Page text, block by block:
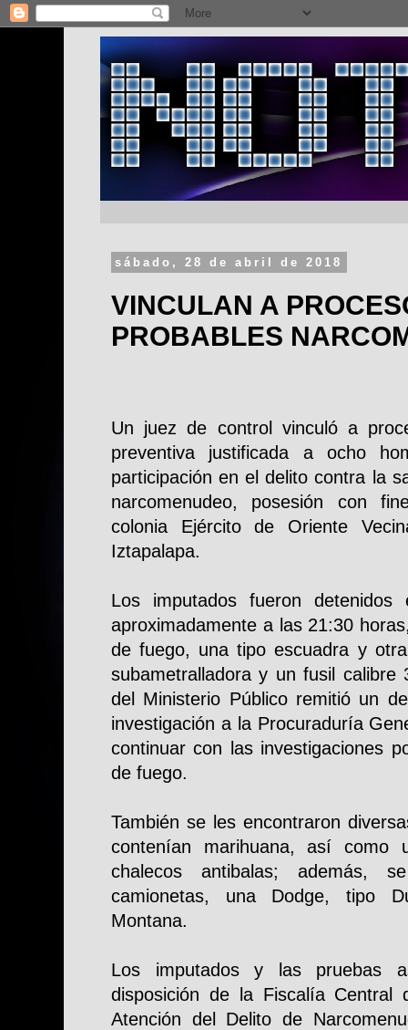
sábado, 28 de abril de 2018
VINCULAN A
PROBABLES
Un juez de control vinculó a
preventiva justificada a ocho
participación en el delito contra la
narcomenudeo, posesión con
colonia Ejército de Oriente
Iztapalapa.
Los imputados fueron
aproximadamente a las 21:30
de fuego, una tipo escuadra y
subametralladora y un fusil
del Ministerio Público remitió un
investigación a la Procuraduría
continuar con las investigaciones
de fuego.
También se les encontraron
contenían marihuana, así como
chalecos antibalas; además,
camionetas, una Dodge, tipo
Montana.
Los imputados y las pruebas
disposición de la Fiscalía Central
Atención del Delito de